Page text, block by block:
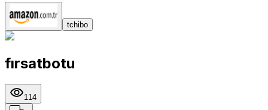
tchibo
fırsatbotu
114